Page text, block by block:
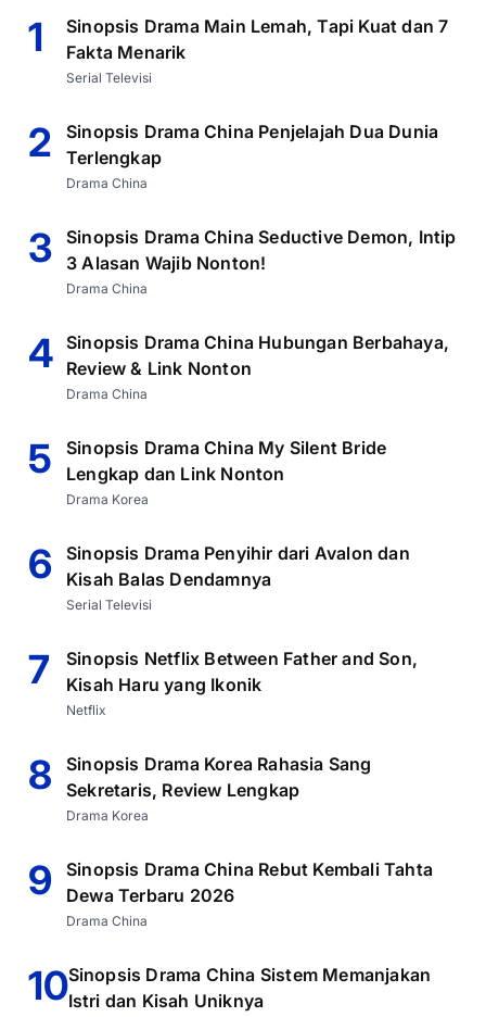
1
Sinopsis Drama Main Lemah, Tapi Kuat dan 7
Fakta Menarik
Serial Televisi
2
Sinopsis Drama China Penjelajah Dua Dunia
Terlengkap
Drama China
3
Sinopsis Drama China Seductive Demon, Intip
3 Alasan Wajib Nonton!
Drama China
4 Sinopsis Drama China Hubungan Berbahaya,
Review & Link Nonton
Drama China
5
Sinopsis Drama China My Silent Bride
Lengkap dan Link Nonton
Drama Korea
6
Sinopsis Drama Penyihir dari Avalon dan
Kisah Balas Dendamnya
Serial Televisi
7
Sinopsis Netflix Between Father and Son,
Kisah Haru yang Ikonik
Netflix
8
Sinopsis Drama Korea Rahasia Sang
Sekretaris, Review Lengkap
Drama Korea
9
Sinopsis Drama China Rebut Kembali Tahta
Dewa Terbaru 2026
Drama China
10Sinopsis Drama China Sistem Memanjakan
Istri dan Kisah Uniknya